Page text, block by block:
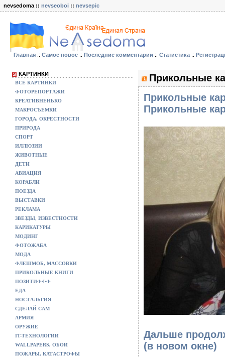
nevsedoma :: nevseoboi :: nevsepic
Главная :: Самое новое :: Последние комментарии :: Статистика ::
КАРТИНКИ
ВСЕ КАРТИНКИ
ФОТОРЕПОРТАЖИ
КРЕАТИВНЕНЬКО
МАКРОСЪЕМКИ
ГОРОДА, ОКРЕСТНОСТИ
ПРИРОДА
СПОРТ
ИЛЛЮЗИИ
ЖИВОТНЫЕ
ДЕТИ
АВИАЦИЯ
КОРАБЛИ
ПОЕЗДА
ВЫСТАВКИ
РЕКЛАМА
ЗВЕЗДЫ, ИЗВЕСТНОСТИ
КАРИКАТУРЫ
МОДИНГ
ФОТОЖАБА
МОДА
ФЛЕШМОБ, МАССОВКИ
ПРИКОЛЬНЫЕ КНИГИ
ПОЗИТИФФФ
ЕДА
НОСТАЛЬГИЯ
СДЕЛАЙ САМ
АРМИЯ
ОРУЖИЕ
IT-ТЕХНОЛОГИИ
WALLPAPERS, ОБОИ
ПОЖАРЫ, КАТАСТРОФЫ
Прикольные
Прикольные
Прикольные
Дальше
(в новом окне)